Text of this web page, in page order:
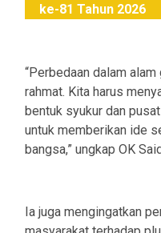
ke-81 Tahun 2026
“Perbedaan dalam
rahmat. Kita harus
bentuk syukur dan
untuk memberikan ide
bangsa,” ungkap OK
Ia juga mengingatkan